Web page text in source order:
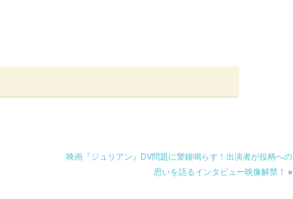
映画『ジュリアン』DV問題に警鐘鳴らす！出演者が役柄への
思いを語るインタビュー映像解禁！ »